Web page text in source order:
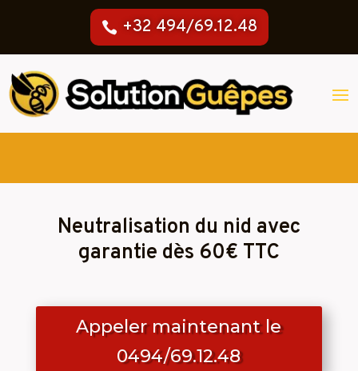
+32 494/69.12.48
Neutralisation du nid avec
garantie dès 60€ TTC
Appeler maintenant le
0494/69.12.48